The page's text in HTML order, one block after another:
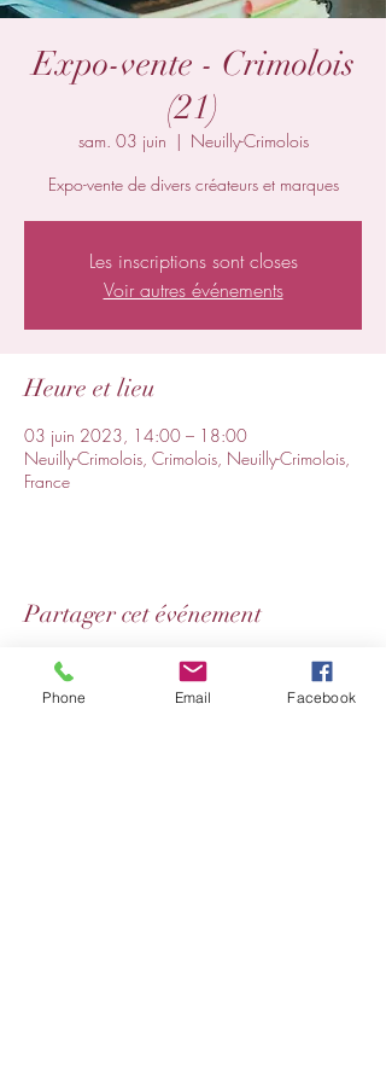
Expo-vente - Crimolois
(21)
sam. 03 juin
  |
Neuilly-Crimolois
Expo-vente de divers créateurs et marques
Les inscriptions sont closes
Voir autres événements
Heure et lieu
03 juin 2023, 14:00 – 18:00
Neuilly-Crimolois, Crimolois, Neuilly-Crimolois,
France
Partager cet événement
Phone Email Facebook